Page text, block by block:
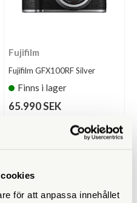
för att anpassa innehållet
Fujifilm
Fujifilm GFX100RF Silver
Finns i lager
65.990 SEK
LÄS MER